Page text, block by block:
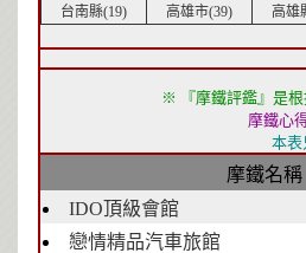
台南縣(19)
高雄市(39) 高雄
※ 『摩鐵評鑑』是
摩鐵心
本表
摩鐵名稱
IDO頂級會館
戀情精品汽車旅館